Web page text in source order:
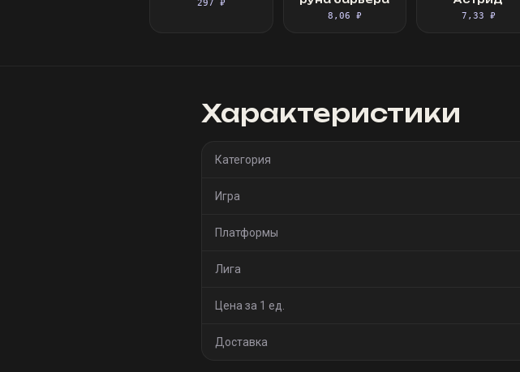
297 ₽
8,06 ₽ 7,33 ₽
Характеристики
Категория
Игра
Платформы
Лига
Цена за 1 ед.
Доставка